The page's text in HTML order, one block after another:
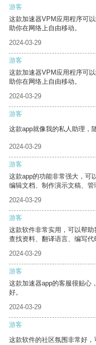
游客
这款加速器VPM应用程序可
助你在网络上自由移动。
2024-03-29
游客
这款加速器VPM应用程序可
助你在网络上自由移动。
2024-03-29
游客
这款app就像我的私人助理，
2024-03-29
游客
这款app的功能非常强大，可
编辑文档、制作演示文稿、管
2024-03-29
游客
这款软件非常实用，可以帮
查找资料、翻译语言、编写代
2024-03-29
游客
这款加速器app的客服很贴心
好。
2024-03-29
游客
这款软件的社区氛围非常好，